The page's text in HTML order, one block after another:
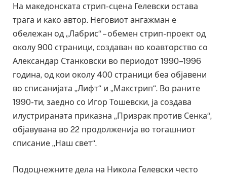
На македонската стрип-сцена Гелевски остава
трага и како автор. Неговиот ангажман е
обележан од „Лабрис“ – обемен стрип-проект од
околу 900 страници, создаван во коавторство со
Александар Станковски во периодот 1990–1996
година, од кои околу 400 страници беа објавени
во списанијата „Лифт“ и „Макстрип“. Во раните
1990-ти, заедно со Игор Тошевски, ја создава
илустрираната приказна „Призрак против Сенка“,
објавувана во 22 продолженија во тогашниот
списание „Наш свет“.
Подоцнежните дела на Никола Гелевски често